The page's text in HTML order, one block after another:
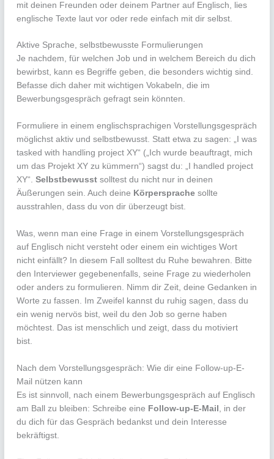
mit deinen Freunden oder deinem Partner auf Englisch, lies
englische Texte laut vor oder rede einfach mit dir selbst.
Aktive Sprache, selbstbewusste Formulierungen
Je nachdem, für welchen Job und in welchem Bereich du dich
bewirbst, kann es Begriffe geben, die besonders wichtig sind.
Befasse dich daher mit wichtigen Vokabeln, die im
Bewerbungsgespräch gefragt sein könnten.
Formuliere in einem englischsprachigen Vorstellungsgespräch
möglichst aktiv und selbstbewusst. Statt etwa zu sagen: „I was
tasked with handling project XY“ („Ich wurde beauftragt, mich
um das Projekt XY zu kümmern“) sagst du: „I handled project
XY“.Selbstbewusstsolltest du nicht nur in deinen
Äußerungen sein. Auch deine Körpersprachesollte
ausstrahlen, dass du von dir überzeugt bist.
Was, wenn man eine Frage in einem Vorstellungsgespräch
auf Englisch nicht versteht oder einem ein wichtiges Wort
nicht einfällt? In diesem Fall solltest du Ruhe bewahren. Bitte
den Interviewer gegebenenfalls, seine Frage zu wiederholen
oder anders zu formulieren. Nimm dir Zeit, deine Gedanken in
Worte zu fassen. Im Zweifel kannst du ruhig sagen, dass du
ein wenig nervös bist, weil du den Job so gerne haben
möchtest. Das ist menschlich und zeigt, dass du motiviert
bist.
Nach dem Vorstellungsgespräch: Wie dir eine Follow-up-E-
Mail nützen kann
Es ist sinnvoll, nach einem Bewerbungsgespräch auf Englisch
am Ball zu bleiben: Schreibe eine Follow-up-E-Mail , in der
du dich für das Gespräch bedankst und dein Interesse
bekräftigst.